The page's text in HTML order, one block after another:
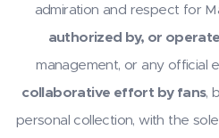
admiration and respect for
authorized by, or
management, or any official
collaborative effort by fans,
personal collection, with the